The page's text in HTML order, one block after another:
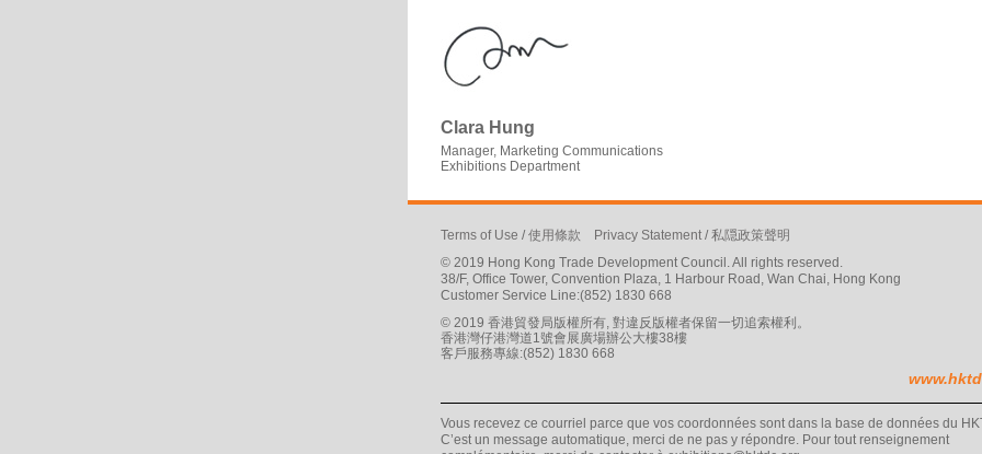
Clara Hung
Manager, Marketing Communications
Exhibitions Department
Terms of Use /使用條款 Privacy Statement /私隠政策聲明
© 2019 Hong Kong Trade Development Council. All rights reserved.
38/F, Office Tower, Convention Plaza, 1 Harbour Road, Wan Chai, Hong Kong
Customer Service Line:(852) 1830 668
© 2019 香港貿發局版權所有, 對違反版權者保留一切追索權利。
香港灣仔港灣道1號會展廣場辦公大樓38樓
客戶服務專線:(852) 1830 668
Vous recevez ce courriel parce que vos coordonnées sont dans la base de données du
C’est un message automatique, merci de ne pas y répondre. Pour tout renseignement